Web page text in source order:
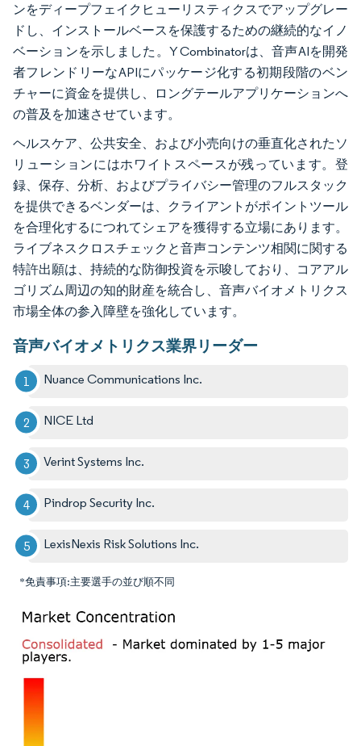
ンをディープフェイクヒューリスティクスでアップグレー
ドし、インストールベースを保護するための継続的なイノ
ベーションを示しました。Y Combinatorは、音声AIを開発
者フレンドリーなAPIにパッケージ化する初期段階のベン
チャーに資金を提供し、ロングテールアプリケーションへ
の普及を加速させています。
ヘルスケア、公共安全、および小売向けの垂直化されたソ
リューションにはホワイトスペースが残っています。登
録、保存、分析、およびプライバシー管理のフルスタック
を提供できるベンダーは、クライアントがポイントツール
を合理化するにつれてシェアを獲得する立場にあります。
ライブネスクロスチェックと音声コンテンツ相関に関する
特許出願は、持続的な防御投資を示唆しており、コアアル
ゴリズム周辺の知的財産を統合し、音声バイオメトリクス
市場全体の参入障壁を強化しています。
音声バイオメトリクス業界リーダー
Nuance Communications Inc.
NICE Ltd
Verint Systems Inc.
Pindrop Security Inc.
LexisNexis Risk Solutions Inc.
*免責事項:主要選手の並び順不同